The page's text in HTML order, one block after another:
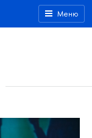
Меню